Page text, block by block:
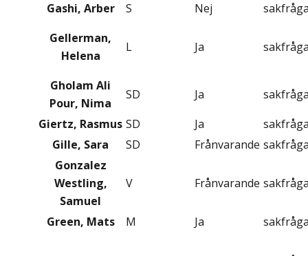
Gashi, Arber
S Nej
Gellerman,
Helena
L Ja
Gholam Ali
Pour, Nima
SD Ja
Giertz, Rasmus SD Ja
Gille, Sara
SD Frånvarande
Gonzalez
Westling,
Samuel
V Frånvarande
Green, Mats M Ja